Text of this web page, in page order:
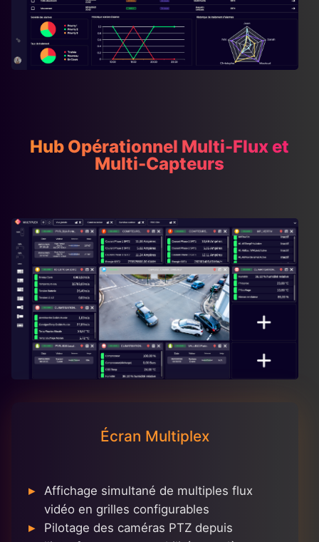
Hub Opérationnel Multi-Flux et
Multi-Capteurs
Écran Multiplex
Affichage simultané de multiples flux
vidéo en grilles configurables
Pilotage des caméras PTZ depuis